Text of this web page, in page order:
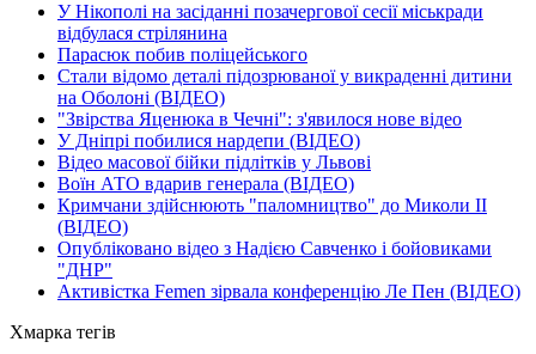
У Нікополі на засіданні позачергової сесії міськради
відбулася стрілянина
Парасюк побив поліцейського
Стали відомо деталі підозрюваної у викраденні дитини
на Оболоні (ВІДЕО)
"Звірства Яценюка в Чечні": з'явилося нове відео
У Дніпрі побилися нардепи (ВІДЕО)
Відео масової бійки підлітків у Львові
Воїн АТО вдарив генерала (ВІДЕО)
Кримчани здійснюють "паломництво" до Миколи ІІ
(ВІДЕО)
Опубліковано відео з Надією Савченко і бойовиками
"ДНР"
Активістка Femen зірвала конференцію Ле Пен (ВІДЕО)
Хмарка тегів